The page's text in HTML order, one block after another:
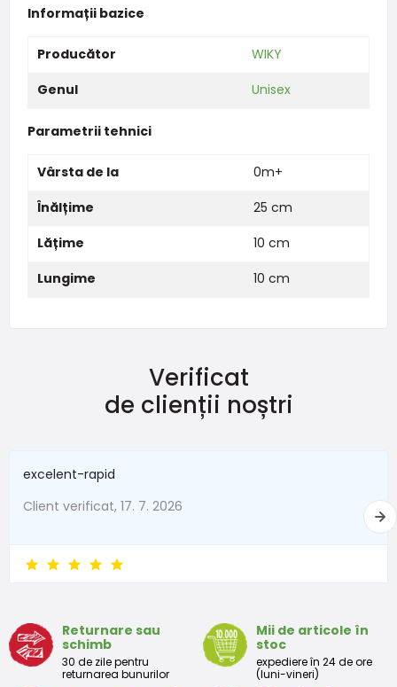
Informații bazice
Producător
WIKY
Genul
Unisex
Parametrii tehnici
Vârsta de la
0m+
Înălțime
25 cm
Lățime
10 cm
Lungime
10 cm
Verificat
de clienții noștri
excelent-rapid
Client verificat, 17. 7. 2026
Returnare sau
schimb
30 de zile pentru
returnarea bunurilor
Mii de articole în
stoc
expediere în 24 de ore
(luni-vineri)